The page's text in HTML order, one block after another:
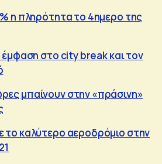
η πληρότητα το 4ημερο της
έμφαση στο city break και τον
μπαίνουν στην «πράσινη»
το καλύτερο αεροδρόμιο στην